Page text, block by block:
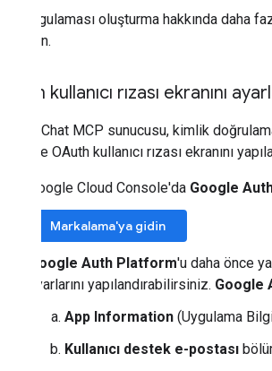
Chat uygulaması oluşturma hakkında daha
inceleyin.
OAuth kullanıcı rızası ekranını
Google Chat MCP sunucusu, kimlik
için önce OAuth kullanıcı rızası ekranını
Google Cloud Console'da Google
Markalama'ya gidin
Google Auth Platform'u daha önce
ayarlarını yapılandırabilirsiniz. Google
App Information (Uygulama
Kullanıcı destek e-postası